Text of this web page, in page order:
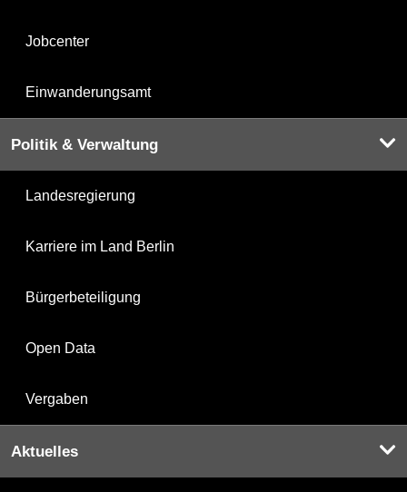
Jobcenter
Einwanderungsamt
Politik & Verwaltung
Landesregierung
Karriere im Land Berlin
Bürgerbeteiligung
Open Data
Vergaben
Aktuelles